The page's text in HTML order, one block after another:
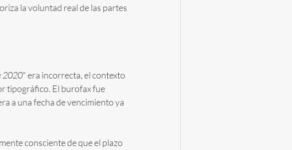
la voluntad real de las partes
2020" era incorrecta, el contexto
tipográfico. El burofax fue
a una fecha de vencimiento ya
consciente de que el plazo